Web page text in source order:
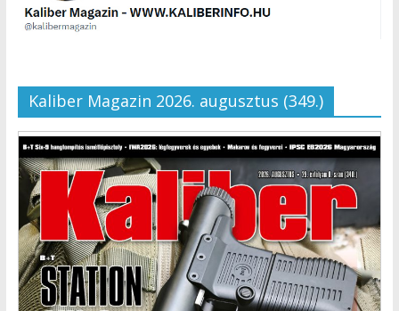
Kaliber Magazin 2026. augusztus (349.)